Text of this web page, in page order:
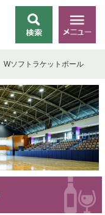
索
メ
ニ
ー
Wソフトラケットボール